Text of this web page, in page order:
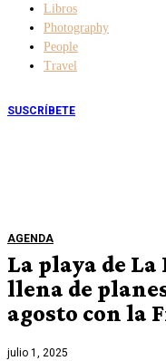
Libros
Photography
People
Travel
SUSCRÍBETE
AGENDA
La playa de La
llena de
agosto con la
julio 1, 2025